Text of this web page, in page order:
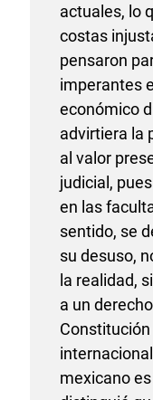
actuales, lo
costas
pensaron
imperantes
económico
advirtiera la
al valor
judicial,
en las
sentido, se
su desuso,
la realidad,
a un
mexicano